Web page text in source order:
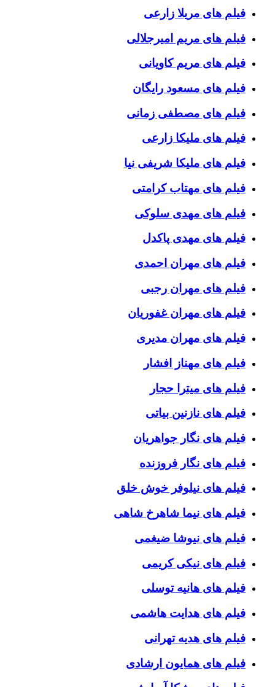
فیلم های مریلا زارعی
فیلم های مریم امیرجلالی
فیلم های مریم کاویانی
فیلم های مسعود رایگان
فیلم های مصطفی زمانی
فیلم های ملیکا زارعی
فیلم های ملیکا شریفی نیا
فیلم های مهتاب کرامتی
فیلم های مهدی سلوکی
فیلم های مهدی پاکدل
فیلم های مهران احمدی
فیلم های مهران رجبی
فیلم های مهران غفوریان
فیلم های مهران مدیری
فیلم های مهناز افشار
فیلم های میترا حجار
فیلم های نازنین بیاتی
فیلم های نگار جواهریان
فیلم های نگار فروزنده
فیلم های نیلوفر خوش خلق
فیلم های نیما شاهرخ شاهی
فیلم های نیوشا ضیغمی
فیلم های نیکی کریمی
فیلم های هانیه توسلی
فیلم های هدایت هاشمی
فیلم های هدیه تهرانی
فیلم های همایون ارشادی